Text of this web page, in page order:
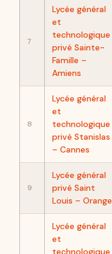
7
Lycée général
et
technologique
privé Sainte-
Famille –
Amiens
8
Lycée général
et
technologique
privé Stanislas
– Cannes
9
Lycée général
privé Saint
Louis – Orange
Lycée général
et
technologique